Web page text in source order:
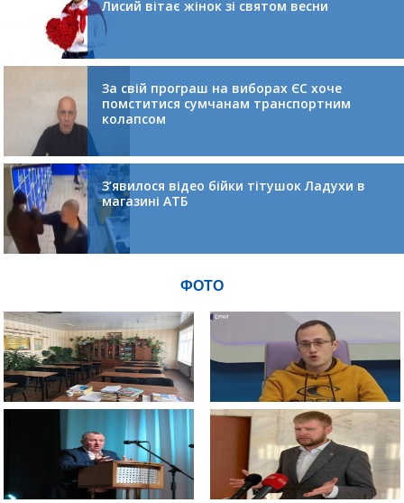
Лисий вітає жінок зі святом весни
За свій програш на виборах ЄС хоче
помститися сумчанам транспортним
колапсом
З’явилося відео бійки тітушок Ладухи в
магазині АТБ
ФОТО